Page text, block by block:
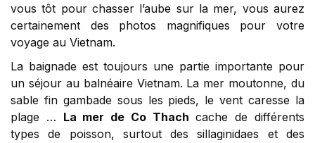
vous tôt pour chasser l’aube sur la mer, vous aurez
certainement des photos magnifiques pour votre
voyage au Vietnam.
La baignade est toujours une partie importante pour
un séjour au balnéaire Vietnam. La mer moutonne, du
sable fin gambade sous les pieds, le vent caresse la
plage … La mer de Co Thach cache de différents
types de poisson, surtout des sillaginidaes et des